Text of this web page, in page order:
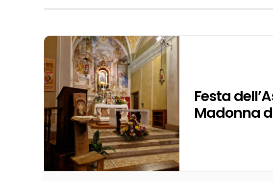
Festa
Madonna